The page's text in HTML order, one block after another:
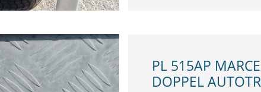
PL 515AP
DOPPEL